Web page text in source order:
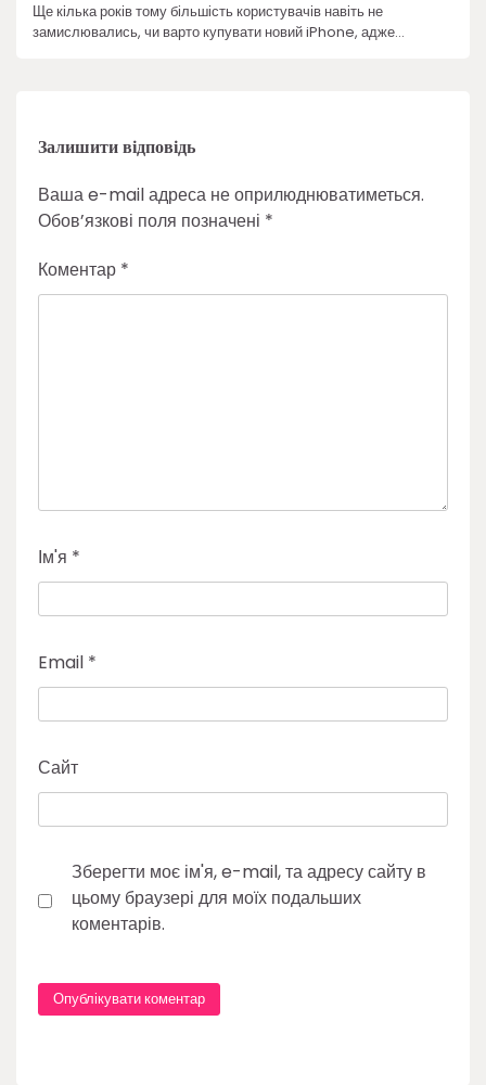
Ще кілька років тому більшість користувачів навіть не
замислювались, чи варто купувати новий iPhone, адже…
Залишити відповідь
Ваша e-mail адреса не оприлюднюватиметься.
Обов’язкові поля позначені *
Коментар *
Ім'я *
Email *
Сайт
Зберегти моє ім'я, e-mail, та адресу сайту в
цьому браузері для моїх подальших
коментарів.